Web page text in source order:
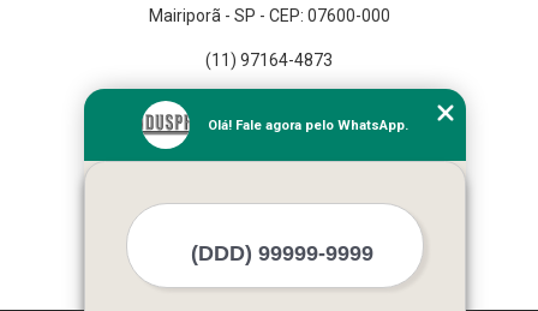
Mairiporã - SP - CEP: 07600-000
(11) 97164-4873
Empresa
Missão
Mapa do site
Mais Serviços
Olá! Fale agora pelo WhatsApp.